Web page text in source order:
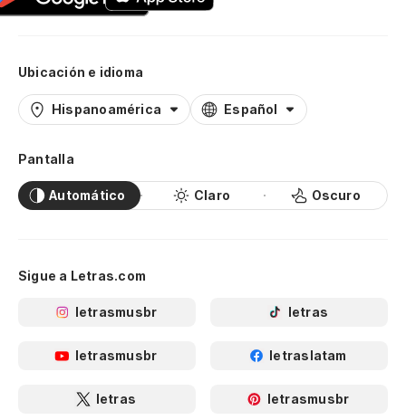
Ubicación e idioma
Hispanoamérica Español
Pantalla
Automático Claro Oscuro
Sigue a Letras.com
letrasmusbr letras
letrasmusbr letraslatam
letras letrasmusbr